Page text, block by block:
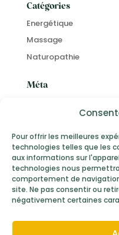
Pour offrir les meilleures
technologies telles que les
aux informations sur
technologies nous
comportement de
site. Ne pas consentir ou
négativement certaines
Catégories
Energétique
Massage
Naturopathie
Méta
Flux des publications
Flux des commentaires
Site de WordPress-FR
Mentions Légales